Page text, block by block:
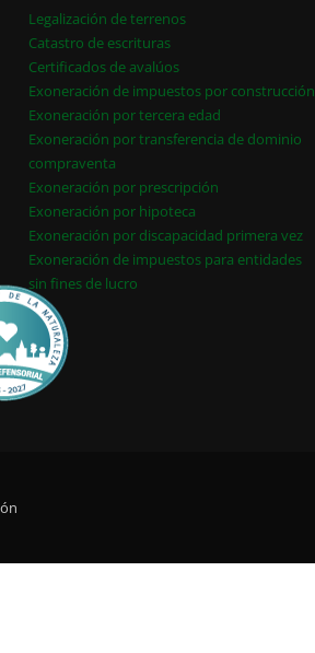
Legalización de terrenos
Catastro de escrituras
Certificados de avalúos
Exoneración de impuestos por construcción
Exoneración por tercera edad
Exoneración por transferencia de dominio
compraventa
Exoneración por prescripción
Exoneración por hipoteca
Exoneración por discapacidad primera vez
Exoneración de impuestos para entidades
sin fines de lucro